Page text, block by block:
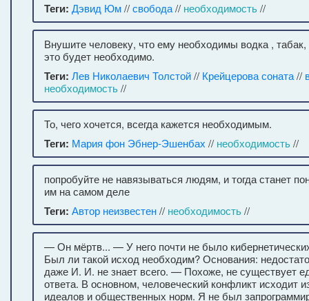
Теги: Дэвид Юм//свобода// необходимость//
Внушите человеку, что ему необходимы водка ,
это будет необходимо.
Теги: Лев Николаевич Толстой// Крейцерова соната//
необходимость//
То, чего хочется, всегда кажется необходимым.
Теги: Мария фон Эбнер-Эшенбах // необходимость//
попробуйте не навязываться людям, и тогда станет
им на самом деле
Теги: Автор неизвестен// необходимость//
— Он мёртв... — У него почти не было
Был ли такой исход необходим? Основания:
даже И. И. не знает всего. — Похоже, не существует
ответа. В основном, человеческий конфликт исходит
идеалов и общественных норм. Я не был